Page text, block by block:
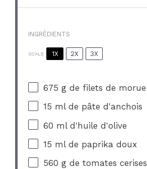
INGRÉDIENTS
SCALE 1X 2X 3X
675 g de filets de morue
15 ml de pâte d'anchois
60 ml d'huile d'olive
15 ml de paprika doux
560 g de tomates cerises